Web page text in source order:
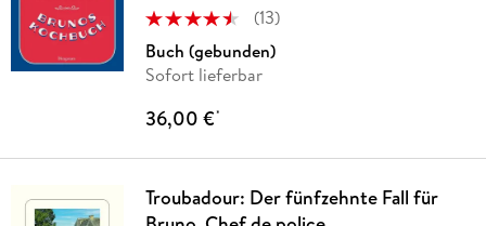
(13)
Buch (gebunden)
Sofort lieferbar
36,00 €*
Troubadour: Der fünfzehnte Fall für